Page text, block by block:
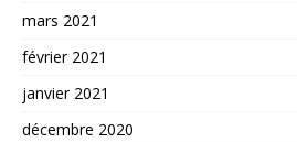
mars 2021
février 2021
janvier 2021
décembre 2020